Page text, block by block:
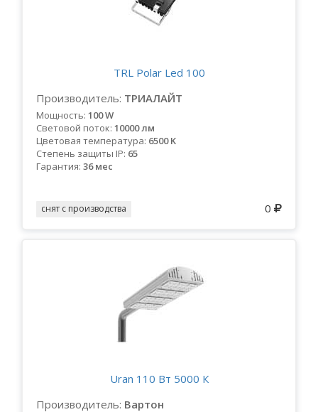
TRL Polar Led 100
Производитель: ТРИАЛАЙТ
Мощность: 100 W
Световой поток: 10000 лм
Цветовая температура: 6500 K
Степень защиты IP: 65
Гарантия: 36 мес
0
снят с производства
Uran 110 Вт 5000 К
Производитель: Вартон